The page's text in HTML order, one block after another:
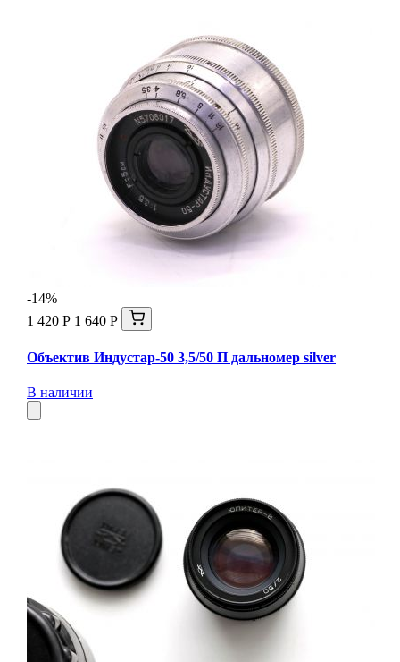
-14%
1 420 Р 1 640 Р
Объектив Индустар-50 3,5/50 П дальномер silver
В наличии